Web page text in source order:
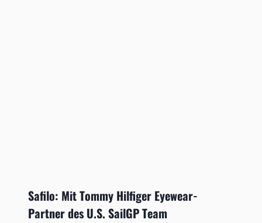
Safilo: Mit Tommy Hilfiger Eyewear-
Partner des U.S. SailGP Team